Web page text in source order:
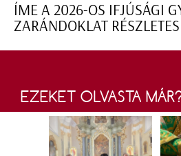
ÍME A 2026-OS IFJÚSÁGI
ZARÁNDOKLAT
EZEKET OLVASTA